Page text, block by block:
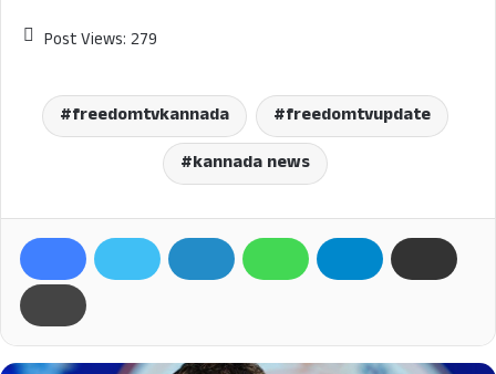
Post Views: 279
freedomtvkannada
freedomtvupdate
kannada news